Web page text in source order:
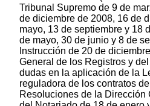
Tribunal Supremo de 9 de
de diciembre de 2008, 16 de
mayo, 13 de septiembre y 18
de mayo, 30 de junio y 8 de
Instrucción de 20 de
General de los Registros y
dudas en la aplicación de la
reguladora de los contratos
Resoluciones de la Dirección